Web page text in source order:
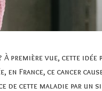
première vue, cette
France, ce cancer
cette maladie par un